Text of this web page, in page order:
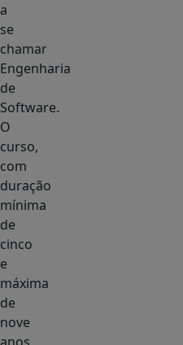
a
se
chamar
Engenharia
de
Software.
O
curso,
com
duração
mínima
de
cinco
e
máxima
de
nove